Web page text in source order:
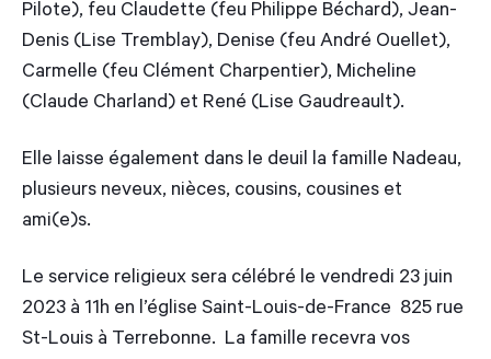
Pilote), feu Claudette (feu Philippe Béchard), Jean-
Denis (Lise Tremblay), Denise (feu André Ouellet),
Carmelle (feu Clément Charpentier), Micheline
(Claude Charland) et René (Lise Gaudreault).
Elle laisse également dans le deuil la famille Nadeau,
plusieurs neveux, nièces, cousins, cousines et
ami(e)s.
Le service religieux sera célébré le vendredi 23 juin
2023 à 11h en l’église Saint-Louis-de-France 825 rue
St-Louis à Terrebonne. La famille recevra vos